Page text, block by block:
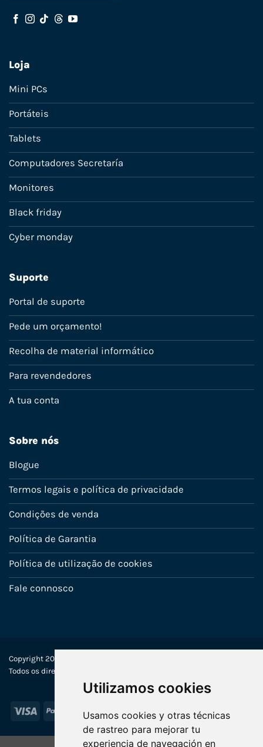
Utilizamos cookies
Usamos cookies y otras técnicas
de rastreo para mejorar tu
experiencia de navegación en
Loja
Mini PCs
Portáteis
Tablets
Computadores Secretaría
Monitores
Black friday
Cyber monday
Suporte
Portal de suporte
Pede um orçamento!
Recolha de material informático
Para revendedores
A tua conta
Sobre nós
Blogue
Termos legais e política de privacidade
Condições de venda
Política de Garantia
Política de utilização de cookies
Fale connosco
Copyright 2022-2025 © Ecosistemas Informáticos España SL –
Todos os direitos reservados
Visa PayPal MasterCard